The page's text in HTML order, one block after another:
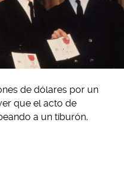
de dólares por un
que el acto de
a un tiburón,